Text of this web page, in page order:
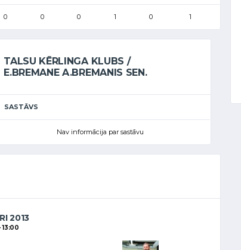
0 0 0 1 0 1
TALSU KĒRLINGA KLUBS /
E.BREMANE A.BREMANIS SEN.
SASTĀVS
Nav informācija par sastāvu
2013
13:00